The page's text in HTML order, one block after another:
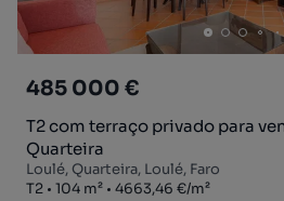
485 000 €
T2 com terraço privado para
Quarteira
Loulé, Quarteira, Loulé, Faro
Tipologia
T2
Zona104 m²
Preço por metro quadrado
4663,46 €/m²